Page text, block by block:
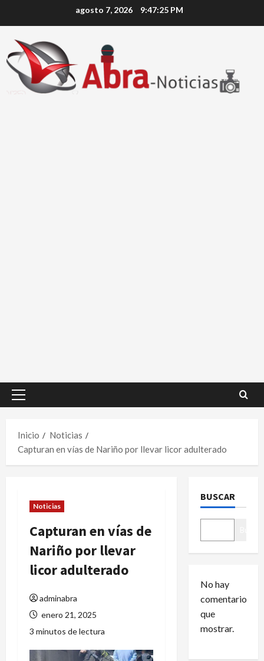
agosto 7, 2026 9:47:26 PM
Menú
Inicio
Noticias
Capturan en vías de Nariño por llevar licor adulterado
Noticias
Capturan en vías de
Nariño por llevar
licor adulterado
adminabra
enero 21, 2025
3 minutos de lectura
BUSCAR
No hay
comentarios
que
mostrar.